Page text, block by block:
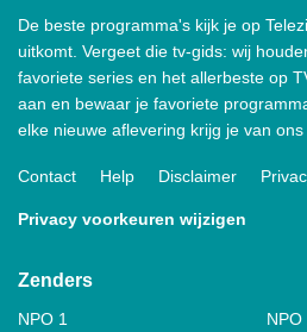
De beste programma's kijk je op
uitkomt. Vergeet die tv-gids: wij
favoriete series en het allerbeste op
aan en bewaar je favoriete
elke nieuwe aflevering krijg je van
Contact Help Disclaimer
Privacy voorkeuren wijzigen
Zenders
NPO 1
NPO